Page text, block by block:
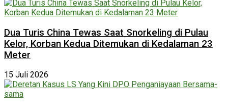
Dua Turis China Tewas Saat Snorkeling di Pulau
Kelor, Korban Kedua Ditemukan di Kedalaman 23
Meter
15 Juli 2026